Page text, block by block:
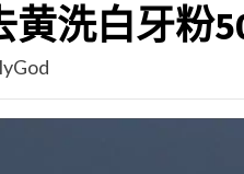
黄洗白牙粉